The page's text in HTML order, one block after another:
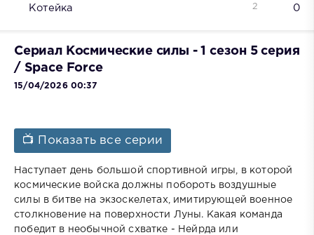
Котейка 0
2
Сериал Космические силы - 1 сезон 5 серия
/ Space Force
15/04/2026 00:37
📺 Показать все серии
Наступает день большой спортивной игры, в которой
космические войска должны побороть воздушные
силы в битве на экзоскелетах, имитирующей военное
столкновение на поверхности Луны. Какая команда
победит в необычной схватке - Нейрда или